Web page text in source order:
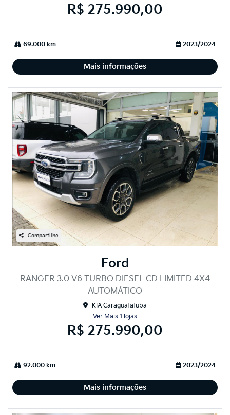
R$ 275.990,00
69.000 km 2023/2024
Mais informações
Compartilhe
Ford
RANGER 3.0 V6 TURBO DIESEL CD LIMITED 4X4
AUTOMÁTICO
KIA Caraguatatuba
Ver Mais 1 lojas
R$ 275.990,00
92.000 km 2023/2024
Mais informações